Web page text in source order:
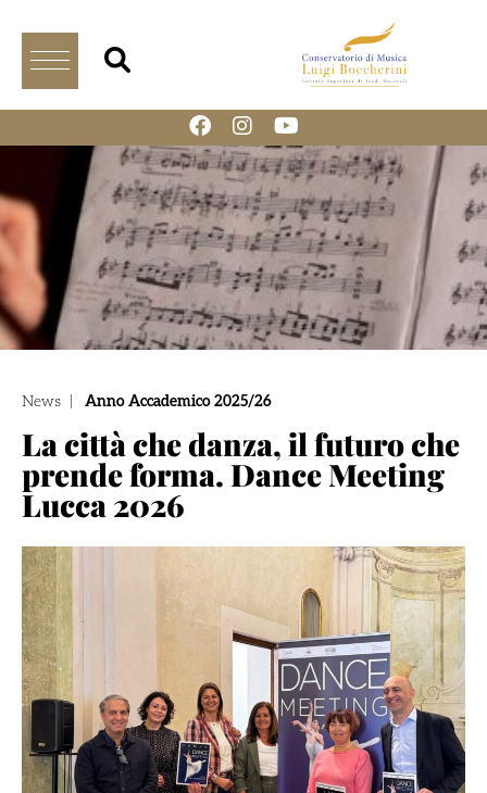
News Anno Accademico 2025/26
La città che danza, il futuro che
prende forma. Dance Meeting
Lucca 2026